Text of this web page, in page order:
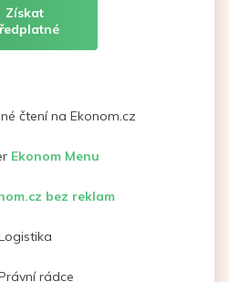
Získat
čtení na Ekonom.cz
Ekonom Menu
bez reklam
rádce